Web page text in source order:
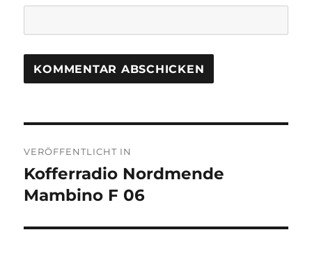
VERÖFFENTLICHT IN
Kofferradio Nordmende
Mambino F 06